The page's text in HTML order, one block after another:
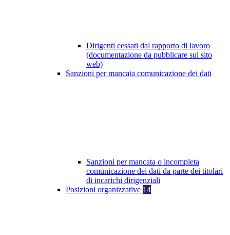
Dirigenti cessati dal rapporto di lavoro
(documentazione da pubblicare sul sito
web)
Sanzioni per mancata comunicazione dei dati
Sanzioni per mancata o incompleta
comunicazione dei dati da parte dei titolari
di incarichi dirigenziali
Posizioni organizzative 14